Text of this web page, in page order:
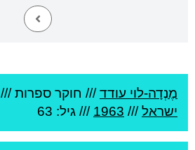
מֶנְדָה-לוי עודד/// חוקר ספרות ///
ישראל///
1963 /// גיל: 63